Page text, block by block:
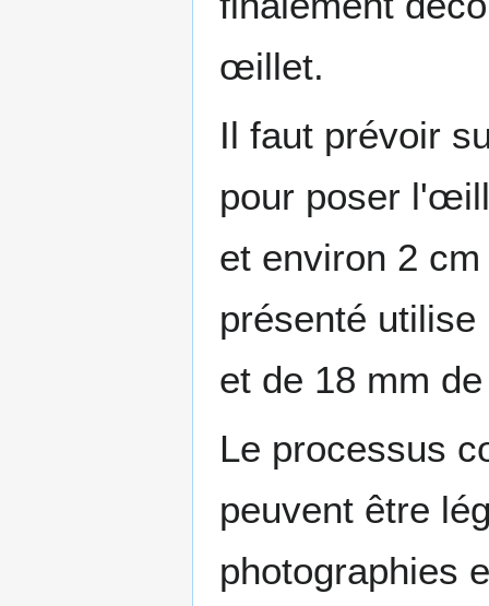
œillet.
Il faut prévoir
pour poser
et environ 2
présenté
et de 18 mm
Le processus
peuvent être
photographies